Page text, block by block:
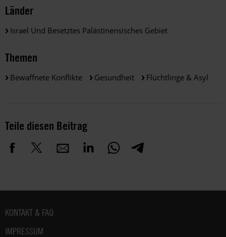
Länder
Israel Und Besetztes Palästinensisches Gebiet
Themen
Bewaffnete Konflikte Gesundheit Flüchtlinge & Asyl
Teile diesen Beitrag
Fußbereich
KONTAKT & FAQ
IMPRESSUM